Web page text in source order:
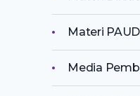
Materi
Media